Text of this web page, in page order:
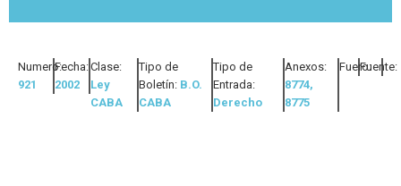
Numero:
921
Fecha:
2002
Clase:
Ley
CABA
Tipo de
Boletín: B.O.
CABA
Tipo de
Entrada:
Derecho
Anexos:
8774,
8775
Fuero:Fuente: